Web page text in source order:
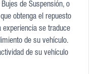
de Suspensión, o
obtenga el repuesto
se traduce
de su vehículo.
de su vehículo